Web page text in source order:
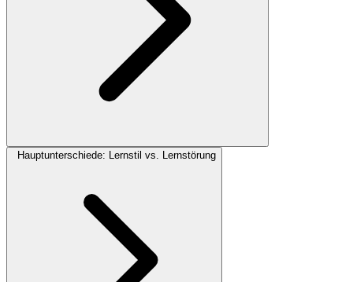
Hauptunterschiede: Lernstil vs. Lernstörung